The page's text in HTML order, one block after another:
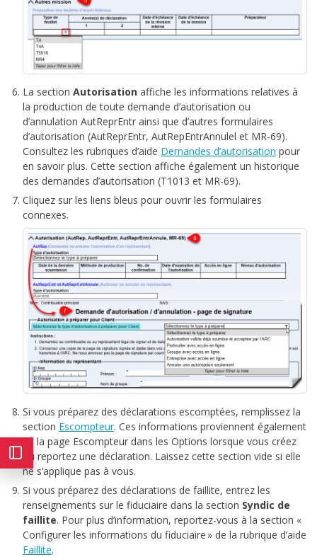
La section Autorisation affiche les informations relatives à
la production de toute demande d’autorisation ou
d’annulation AutReprEntr ainsi que d’autres formulaires
d’autorisation (AutReprEntr, AutRepEntrAnnulel et MR-69).
Consultez les rubriques d’aide Demandes d’autorisation pour
en savoir plus. Cette section affiche également un historique
des demandes d’autorisation (T1013 et MR-69).
Cliquez sur les liens bleus pour ouvrir les formulaires
connexes.
Si vous préparez des déclarations escomptées, remplissez la
section Escompteur. Ces informations proviennent également
de la page Escompteur dans les Options lorsque vous créez
ou reportez une déclaration. Laissez cette section vide si elle
ne s’applique pas à vous.
Si vous préparez des déclarations de faillite, entrez les
renseignements sur le fiduciaire dans la section Syndic de
faillite. Pour plus d’information, reportez-vous à la section «
Configurer les informations du fiduciaire » de la rubrique d’aide
Faillite.